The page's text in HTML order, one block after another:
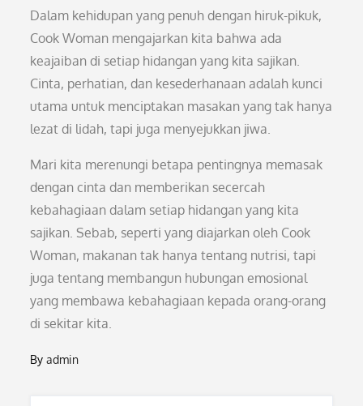
Dalam kehidupan yang penuh dengan hiruk-pikuk,
Cook Woman mengajarkan kita bahwa ada
keajaiban di setiap hidangan yang kita sajikan.
Cinta, perhatian, dan kesederhanaan adalah kunci
utama untuk menciptakan masakan yang tak hanya
lezat di lidah, tapi juga menyejukkan jiwa.
Mari kita merenungi betapa pentingnya memasak
dengan cinta dan memberikan secercah
kebahagiaan dalam setiap hidangan yang kita
sajikan. Sebab, seperti yang diajarkan oleh Cook
Woman, makanan tak hanya tentang nutrisi, tapi
juga tentang membangun hubungan emosional
yang membawa kebahagiaan kepada orang-orang
di sekitar kita.
Byadmin